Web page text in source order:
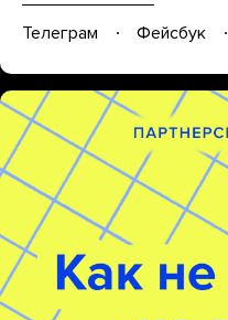
Телеграм Фейсбук